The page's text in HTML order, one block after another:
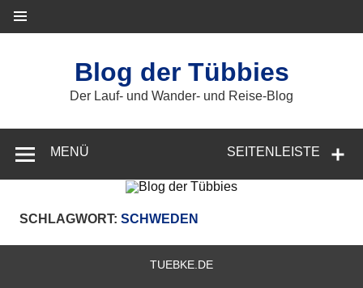
Inhalt
springen
Blog der Tübbies
Der Lauf- und Wander- und Reise-Blog
SEITENLEISTE
MENÜ
SCHLAGWORT: SCHWEDEN
TUEBKE.DE